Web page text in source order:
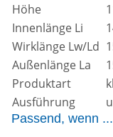
Höhe
Innenlänge Li
Wirklänge Lw/Ld
Außenlänge La
Produktart
Ausführung
Passend, wenn ...